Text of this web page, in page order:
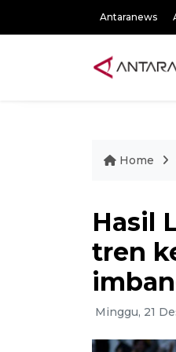
Antaranews
Home
Hasil
tren
Minggu, 21